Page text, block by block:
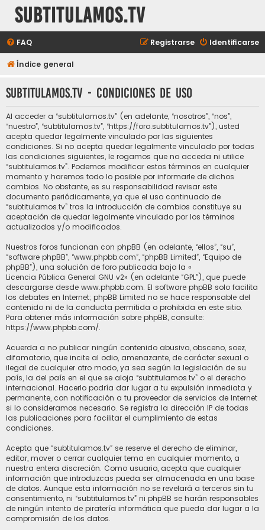
subtitulamos.tv
FAQ Identificarse
Registrarse
Índice general
subtitulamos.tv - Condiciones de uso
Al acceder a “subtitulamos.tv” (en adelante, “nosotros”, “nos”,
“nuestro”, “subtitulamos.tv”, “https://foro.subtitulamos.tv”), usted
acepta quedar legalmente vinculado por las siguientes
condiciones. Si no acepta quedar legalmente vinculado por todas
las condiciones siguientes, le rogamos que no acceda ni utilice
“subtitulamos.tv”. Podemos modificar estos términos en cualquier
momento y haremos todo lo posible por informarle de dichos
cambios. No obstante, es su responsabilidad revisar este
documento periódicamente, ya que el uso continuado de
“subtitulamos.tv” tras la introducción de cambios constituye su
aceptación de quedar legalmente vinculado por los términos
actualizados y/o modificados.
Nuestros foros funcionan con phpBB (en adelante, “ellos”, “su”,
“software phpBB”, “www.phpbb.com”, “phpBB Limited”, “Equipo de
phpBB”), una solución de foro publicada bajo la «
Licencia Pública General GNU v2» (en adelante “GPL”), que puede
descargarse desde www.phpbb.com. El software phpBB solo facilita
los debates en Internet; phpBB Limited no se hace responsable del
contenido ni de la conducta permitida o prohibida en este sitio.
Para obtener más información sobre phpBB, consulte:
https://www.phpbb.com/.
Acuerda a no publicar ningún contenido abusivo, obsceno, soez,
difamatorio, que incite al odio, amenazante, de carácter sexual o
ilegal de cualquier otro modo, ya sea según la legislación de su
país, la del país en el que se aloja “subtitulamos.tv” o el derecho
internacional. Hacerlo podría dar lugar a tu expulsión inmediata y
permanente, con notificación a tu proveedor de servicios de Internet
si lo consideramos necesario. Se registra la dirección IP de todas
las publicaciones para facilitar el cumplimiento de estas
condiciones.
Acepta que “subtitulamos.tv” se reserve el derecho de eliminar,
editar, mover o cerrar cualquier tema en cualquier momento, a
nuestra entera discreción. Como usuario, acepta que cualquier
información que introduzcas pueda ser almacenada en una base
de datos. Aunque esta información no se revelará a terceros sin tu
consentimiento, ni “subtitulamos.tv” ni phpBB se harán responsables
de ningún intento de piratería informática que pueda dar lugar a la
compromisión de los datos.